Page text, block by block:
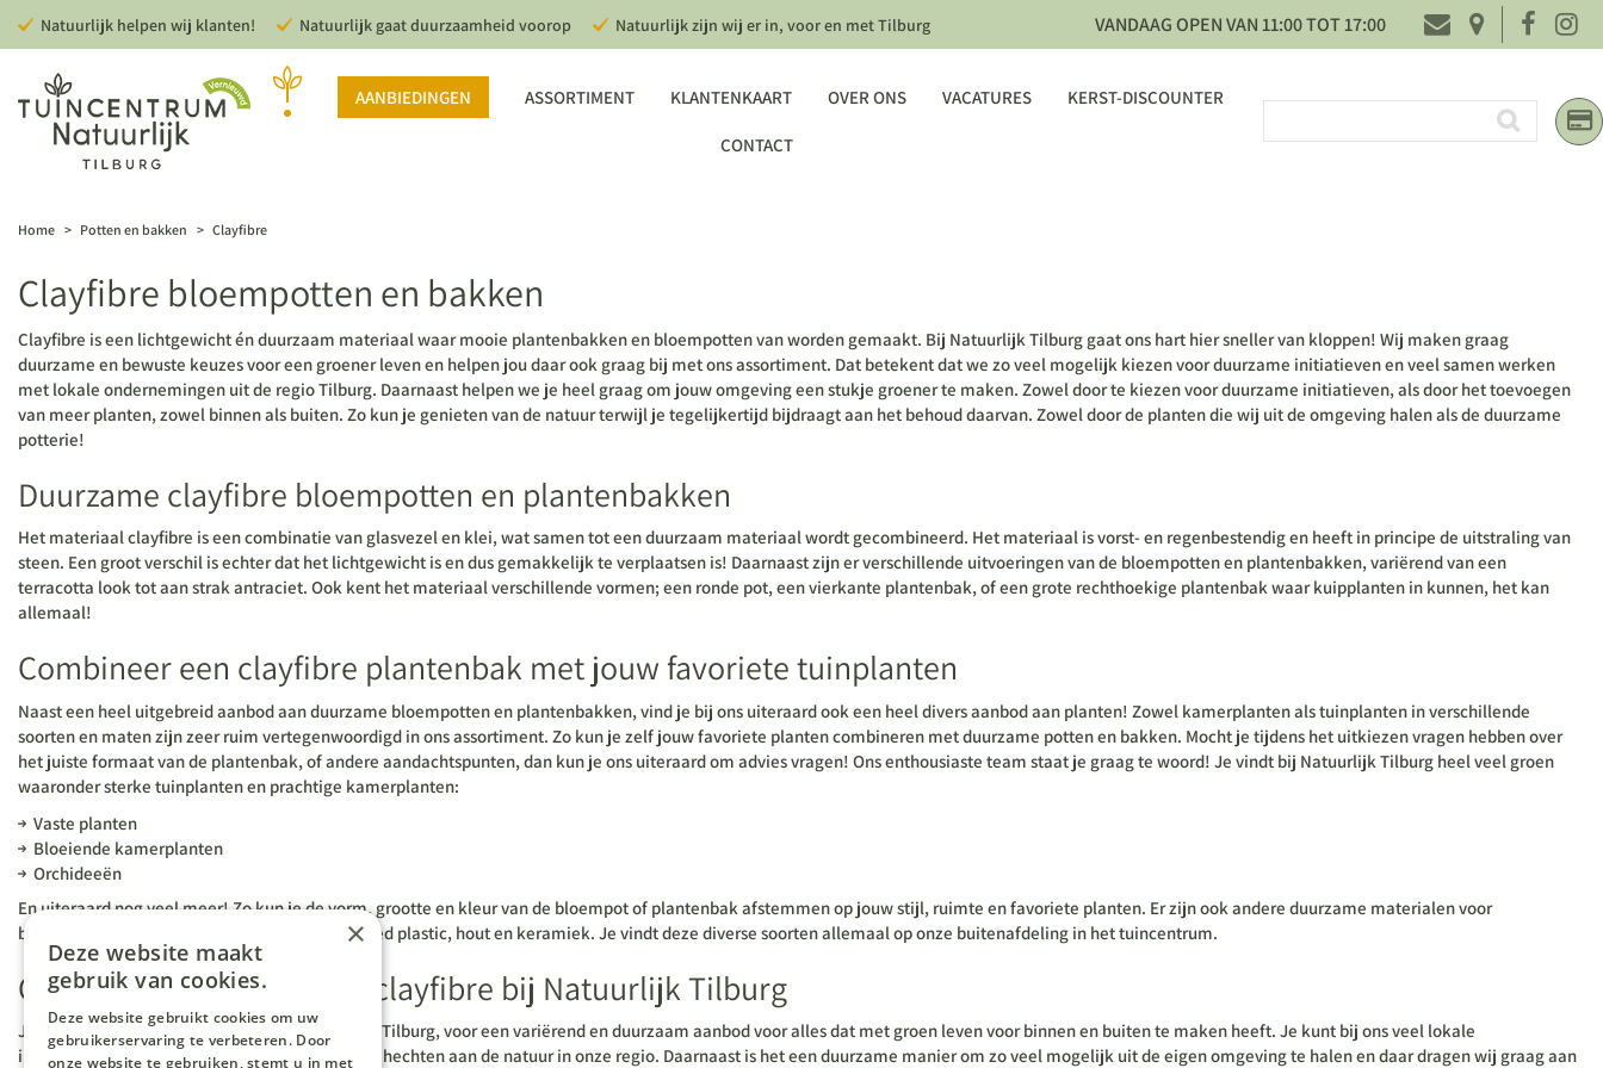
naar
Home > Potten en bakken > Clayfibre
Natuurlijk helpen wij klanten! Natuurlijk gaat duurzaamheid voorop Natuurlijk zijn wij er in, voor en met Tilburg VANDAAG OPEN VAN11:00TOT17:00
AANBIEDINGEN ASSORTIMENT KLANTENKAART OVER ONS VACATURES KERST-DISCOUNTER
CONTACT
Clayfibre bloempotten en bakken
Clayfibre is een lichtgewicht én duurzaam materiaal waar mooie plantenbakken en bloempotten van worden gemaakt. Bij Natuurlijk Tilburg gaat ons hart hier sneller van kloppen! Wij maken graag
duurzame en bewuste keuzes voor een groener leven en helpen jou daar ook graag bij met ons assortiment. Dat betekent dat we zo veel mogelijk kiezen voor duurzame initiatieven en veel samen werken
met lokale ondernemingen uit de regio Tilburg. Daarnaast helpen we je heel graag om jouw omgeving een stukje groener te maken. Zowel door te kiezen voor duurzame initiatieven, als door het toevoegen
van meer planten, zowel binnen als buiten. Zo kun je genieten van de natuur terwijl je tegelijkertijd bijdraagt aan het behoud daarvan. Zowel door de planten die wij uit de omgeving halen als de duurzame
potterie!
Duurzame clayfibre bloempotten en plantenbakken
Het materiaal clayfibre is een combinatie van glasvezel en klei, wat samen tot een duurzaam materiaal wordt gecombineerd. Het materiaal is vorst- en regenbestendig en heeft in principe de uitstraling van
steen. Een groot verschil is echter dat het lichtgewicht is en dus gemakkelijk te verplaatsen is! Daarnaast zijn er verschillende uitvoeringen van de bloempotten en plantenbakken, variërend van een
terracotta look tot aan strak antraciet. Ook kent het materiaal verschillende vormen; een ronde pot, een vierkante plantenbak, of een grote rechthoekige plantenbak waar kuipplanten in kunnen, het kan
allemaal!
Combineer een clayfibre plantenbak met jouw favoriete tuinplanten
Naast een heel uitgebreid aanbod aan duurzame bloempotten en plantenbakken, vind je bij ons uiteraard ook een heel divers aanbod aan planten! Zowel kamerplanten als tuinplanten in verschillende
soorten en maten zijn zeer ruim vertegenwoordigd in ons assortiment. Zo kun je zelf jouw favoriete planten combineren met duurzame potten en bakken. Mocht je tijdens het uitkiezen vragen hebben over
het juiste formaat van de plantenbak, of andere aandachtspunten, dan kun je ons uiteraard om advies vragen! Ons enthousiaste team staat je graag te woord! Je vindt bij Natuurlijk Tilburg heel veel groen
waaronder sterke tuinplanten en prachtige kamerplanten:
Vaste planten
Bloeiende kamerplanten
Orchideeën
En uiteraard nog veel meer! Zo kun je de vorm, grootte en kleur van de bloempot of plantenbak afstemmen op jouw stijl, ruimte en favoriete planten. Er zijn ook andere duurzame materialen voor
bloempotten en plantenbakken, zoals gerecycled plastic, hout en keramiek. Je vindt deze diverse soorten allemaal op onze buitenafdeling in het tuincentrum.
Ontdek de voordelen van clayfibre bij Natuurlijk Tilburg
Je bent van harte welkom in ons tuincentrum in Tilburg, voor een variërend en duurzaam aanbod voor alles dat met groen leven voor binnen en buiten te maken heeft. Je kunt bij ons veel lokale
initiatieven verwachten, omdat wij veel waarde hechten aan de natuur in onze regio. Daarnaast is het een duurzame manier om zo veel mogelijk uit de eigen omgeving te halen en daar dragen wij graag aan
×
Deze website maakt
gebruik van cookies.
Deze website gebruikt cookies om uw
gebruikerservaring te verbeteren. Door
onze website te gebruiken, stemt u in met